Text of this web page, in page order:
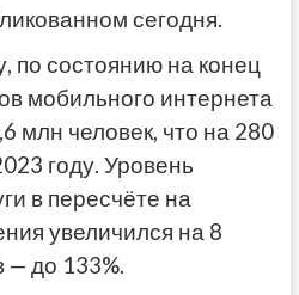
сегодня.
по состоянию на конец
мобильного интернета
млн человек, что на 280
году. Уровень
в пересчёте на
увеличился на 8
— до 133%.